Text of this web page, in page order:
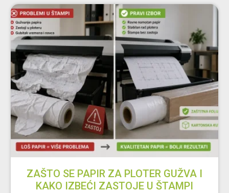
ZAŠTO SE PAPIR ZA PLOTER GUŽVA I
KAKO IZBEĆI ZASTOJE U ŠTAMPI